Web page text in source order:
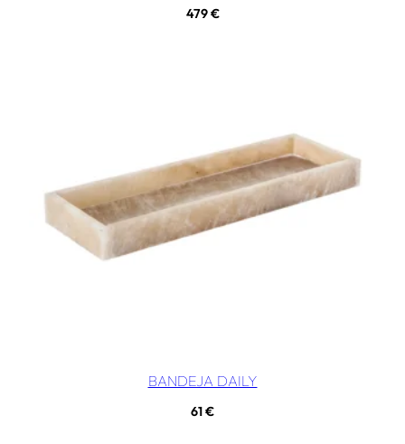
479€
BANDEJA DAILY
61€